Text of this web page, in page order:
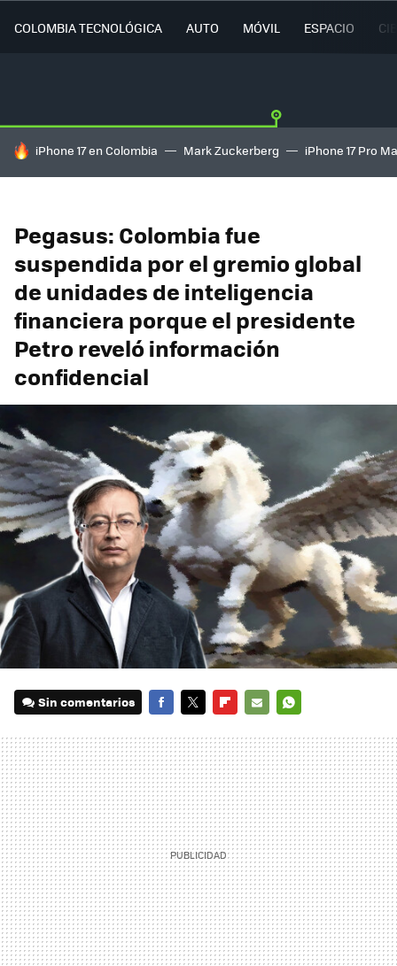
COLOMBIA TECNOLÓGICA AUTO MÓVIL ESPACIO
HOY SE HABLA DE
iPhone 17 en Colombia Mark Zuckerberg iPhone 17 Pro
Pegasus: Colombia fue
suspendida por el gremio global
de unidades de inteligencia
financiera porque el presidente
Petro reveló información
confidencial
Sin comentarios
MAIL